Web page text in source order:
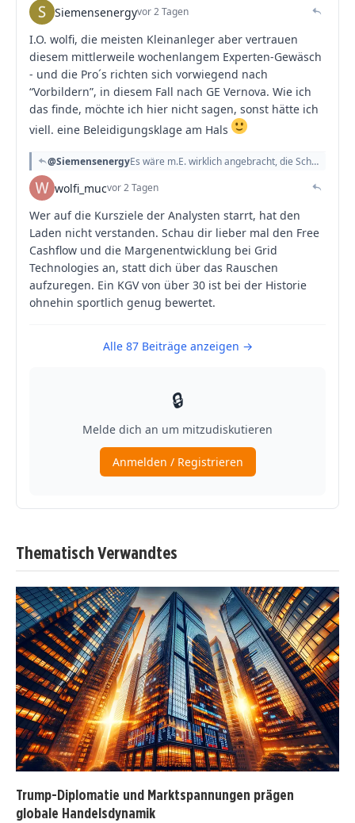
Thematisch Verwandtes
Trump-Diplomatie und Marktspannungen prägen
globale Handelsdynamik